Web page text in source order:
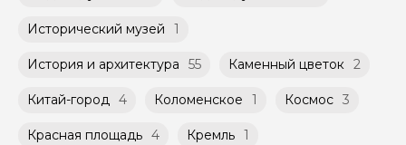
Исторический музей 1
История и архитектура 55 Каменный цветок 2
Китай-город 4 Коломенское 1 Космос 3
Красная площадь 4 Кремль 1